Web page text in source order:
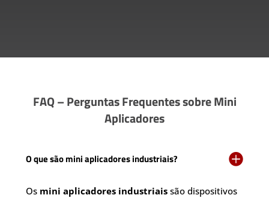
FAQ – Perguntas Frequentes sobre Mini
Aplicadores
O que são mini aplicadores industriais? 
Os mini aplicadores industriais são dispositivos